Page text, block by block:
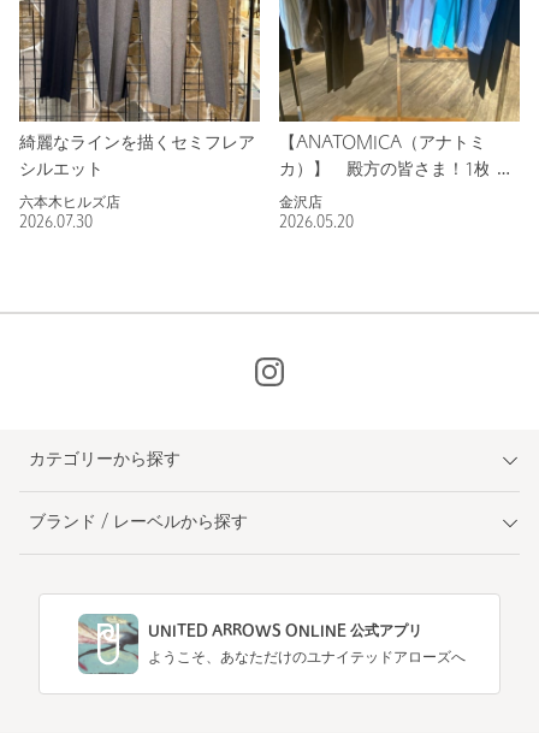
綺麗なラインを描くセミフレア
シルエット
六本木ヒルズ店
2026.07.30
【ANATOMICA（アナトミ
カ）】 殿方の皆さま！1枚de
気品上昇！ポケットTシャツ！
金沢店
2026.05.20
カテゴリーから探す
ブランド / レーベルから探す
UNITED ARROWS ONLINE 公式アプリ
ようこそ、あなただけのユナイテッドアローズへ